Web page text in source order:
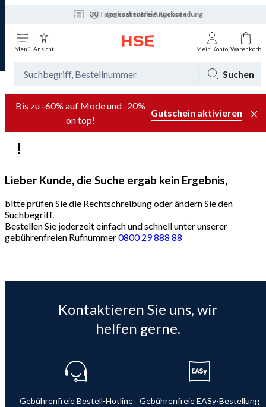
30 Tage kostenfreie Rücksendung
Tagesaktuelle Angebote
Menü Ansicht Mein Konto Warenkorb
Suchen
Bis zu -60% auf Mode und -20%
on top!
Gutschein aktivieren
Lieber Kunde, die Suche ergab kein Ergebnis,
bitte prüfen Sie die Rechtschreibung oder ändern Sie den
Suchbegriff.
Bestellen Sie jederzeit einfach und schnell unter unserer
gebührenfreien Rufnummer0800 29 888 88
Kontaktieren Sie uns, wir
helfen gerne.
Gebührenfreie Bestell-Hotline Gebührenfreie EASy-Bestellung